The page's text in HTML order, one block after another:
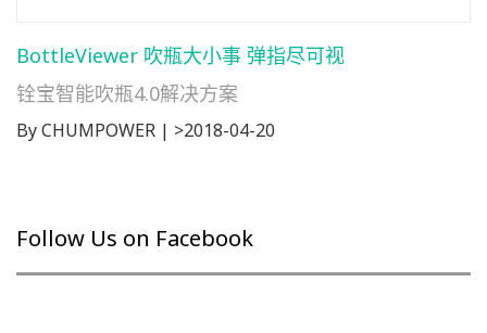
BottleViewer 吹瓶大小事 弹指尽可视
铨宝智能吹瓶4.0解决方案
By CHUMPOWER | >2018-04-20
Follow Us on Facebook